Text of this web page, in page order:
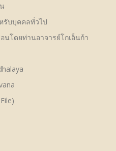
รับบุคคลทั่วไป
โดยท่านอาจารย์โกเอ็นก้า